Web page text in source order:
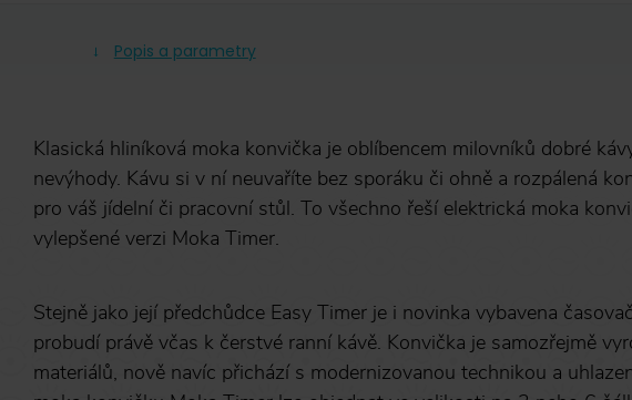
Popis a parametry
Klasická hliníková moka konvička je oblíbencem milovníků dobré
nevýhody. Kávu si v ní neuvaříte bez sporáku či ohně a rozpálená
pro váš jídelní či pracovní stůl. To všechno řeší elektrická moka
vylepšené verzi Moka Timer.
Stejně jako její předchůdce Easy Timer je i novinka vybavena
probudí právě včas k čerstvé ranní kávě. Konvička je samozřejmě
materiálů, nově navíc přichází s modernizovanou technikou a